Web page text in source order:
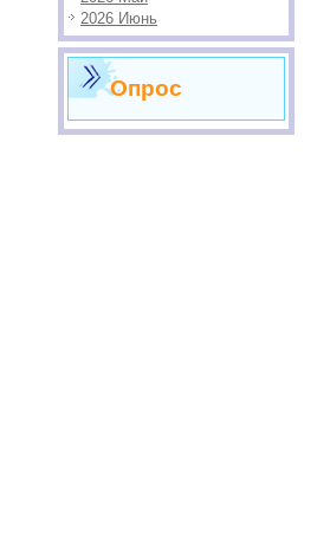
2026 Июнь
Опрос